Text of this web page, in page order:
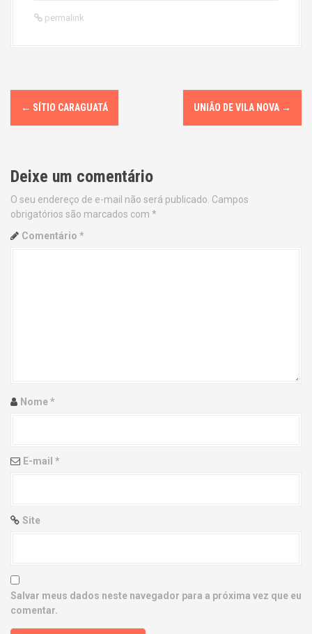
permalink
P
o
t
n
a
i
n
← SÍTIO CARAGUATÁ UNIÃO DE VILA NOVA →
Deixe um comentário
O seu endereço de e-mail não será publicado. Campos
obrigatórios são marcados com *
Comentário *
Nome*
E-mail *
Site
Salvar meus dados neste navegador para a próxima vez que eu
comentar.